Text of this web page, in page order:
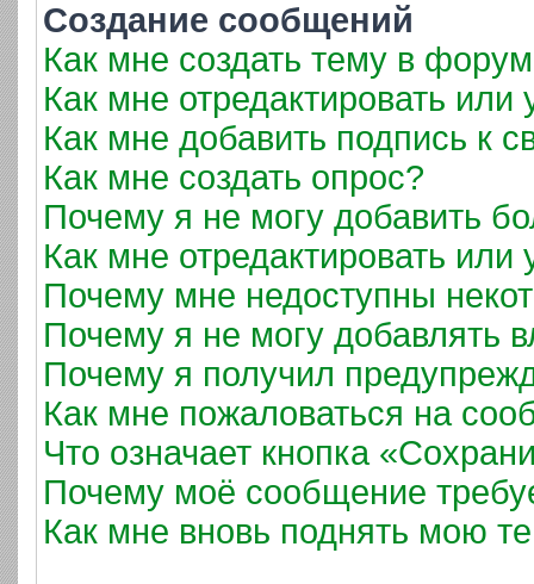
Создание сообщений
Как мне создать тему в
Как мне отредактировать
Как мне добавить подпись к
Как мне создать опрос?
Почему я не могу добавить
Как мне отредактировать или
Почему мне недоступны
Почему я не могу добавлять
Почему я получил
Как мне пожаловаться на
Что означает кнопка
Почему моё сообщение
Как мне вновь поднять мою